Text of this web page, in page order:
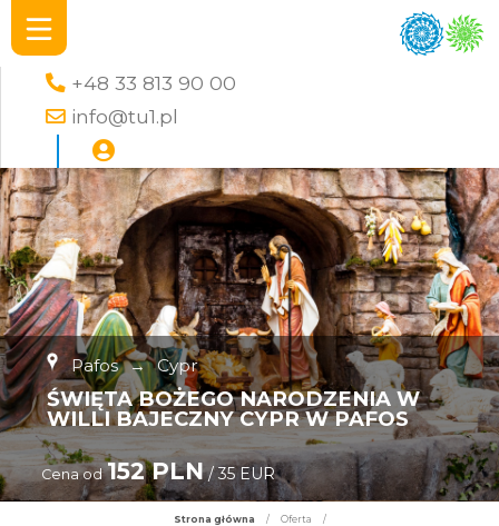
+48 33 813 90 00
info@tu1.pl
Pafos → Cypr
ŚWIĘTA BOŻEGO NARODZENIA W
WILLI BAJECZNY CYPR W PAFOS
Cena od 152 PLN/ 35 EUR
Strona główna / Oferta
/